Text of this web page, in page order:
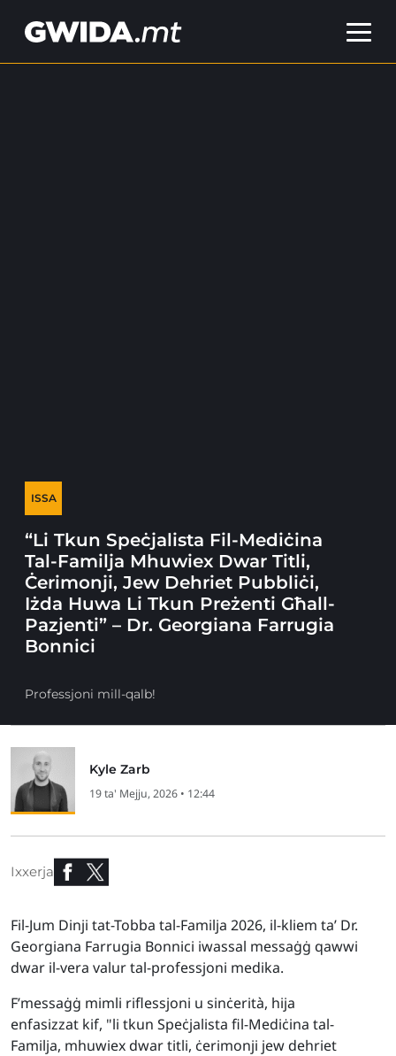
ISSA
“Li Tkun Speċjalista Fil-Mediċina
Tal-Familja Mhuwiex Dwar Titli,
Ċerimonji, Jew Dehriet Pubbliċi,
Iżda Huwa Li Tkun Preżenti Għall-
Pazjenti” – Dr. Georgiana Farrugia
Bonnici
Professjoni mill-qalb!
Kyle Zarb
19 ta' Mejju, 2026 • 12:44
Ixxerja
Fil-Jum Dinji tat-Tobba tal-Familja 2026, il-kliem ta’ Dr.
Georgiana Farrugia Bonnici iwassal messaġġ qawwi
dwar il-vera valur tal-professjoni medika.
F’messaġġ mimli riflessjoni u sinċerità, hija
enfasizzat kif, "li tkun Speċjalista fil-Mediċina tal-
Familja, mhuwiex dwar titli, ċerimonji jew dehriet